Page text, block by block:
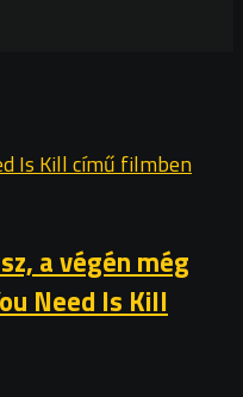
a végén még
Need Is Kill